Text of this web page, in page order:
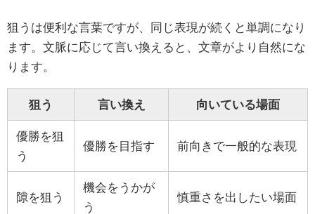
狙うは便利な言葉ですが、同じ表現が続くと単調になり
ます。文脈に応じて言い換えると、文章がより自然にな
ります。
狙う 言い換え 向いている場面
優勝を狙
う
優勝を目指す 前向きで一般的な表現
隙を狙う
機会をうかが
う
慎重さを出したい場面